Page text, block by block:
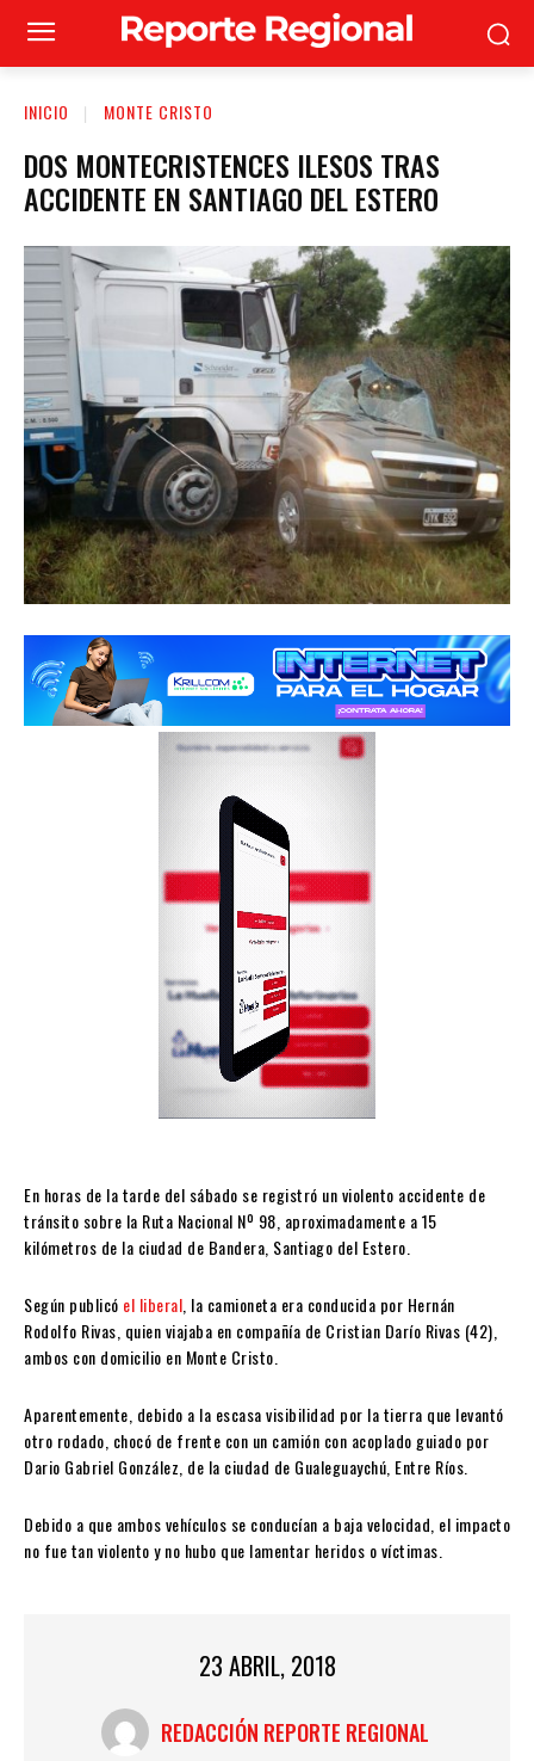
INICIO MONTE CRISTO
DOS MONTECRISTENCES ILESOS TRAS
ACCIDENTE EN SANTIAGO DEL ESTERO
En horas de la tarde del sábado se registró un violento accidente de
tránsito sobre la Ruta Nacional Nº 98, aproximadamente a 15
kilómetros de la ciudad de Bandera, Santiago del Estero.
Según publicó el liberal, la camioneta era conducida por Hernán
Rodolfo Rivas, quien viajaba en compañía de Cristian Darío Rivas (42),
ambos con domicilio en Monte Cristo.
Aparentemente, debido a la escasa visibilidad por la tierra que levantó
otro rodado, chocó de frente con un camión con acoplado guiado por
Dario Gabriel González, de la ciudad de Gualeguaychú, Entre Ríos.
Debido a que ambos vehículos se conducían a baja velocidad, el impacto
no fue tan violento y no hubo que lamentar heridos o víctimas.
23 ABRIL, 2018
REDACCIÓN REPORTE REGIONAL